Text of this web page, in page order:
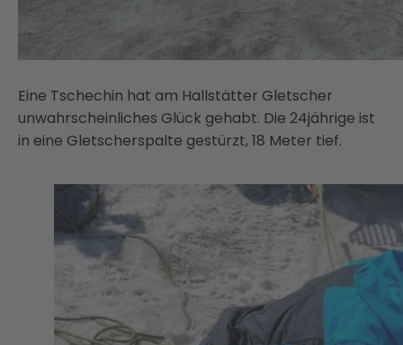
Eine Tschechin hat am Hallstätter Gletscher
unwahrscheinliches Glück gehabt. Die 24jährige ist
in eine Gletscherspalte gestürzt, 18 Meter tief.